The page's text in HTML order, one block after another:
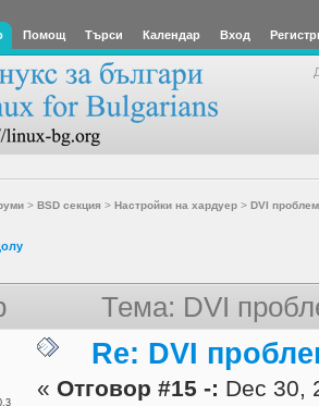
Помощ Търси Календар Вход
> BSD секция > Настройки на хардуер> DVI проблем
Тема: DVI
Re: DVI
« Отговор #15 -: Dec 30,